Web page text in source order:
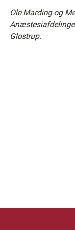
Ole Marding og
Glostrup.